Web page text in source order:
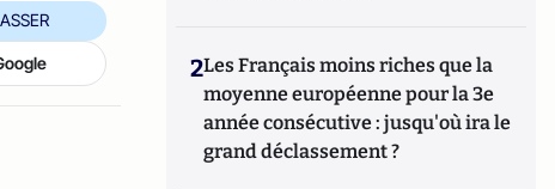
2Les Français moins riches que la
moyenne européenne pour la 3e
année consécutive : jusqu'où ira le
grand déclassement ?